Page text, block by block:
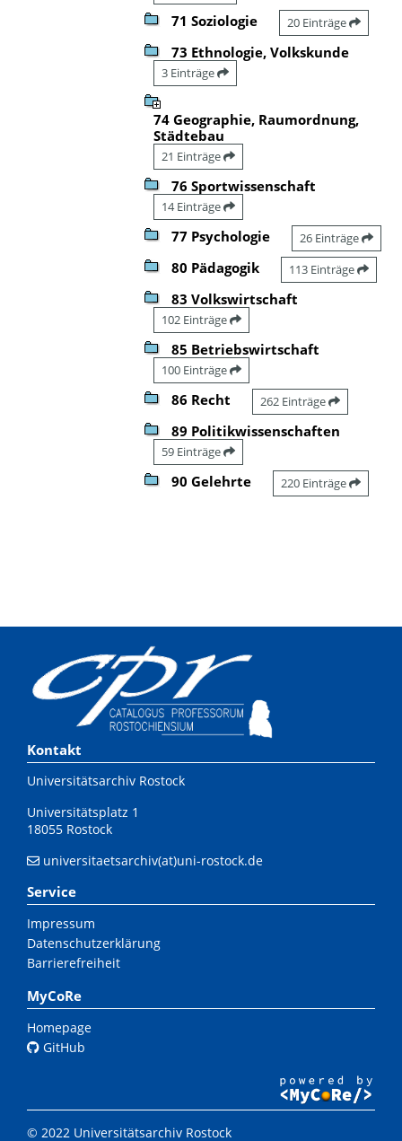
71 Soziologie 20 Einträge
73 Ethnologie, Volkskunde
3 Einträge
74 Geographie, Raumordnung,
Städtebau
21 Einträge
76 Sportwissenschaft
14 Einträge
77 Psychologie 26 Einträge
80 Pädagogik 113 Einträge
83 Volkswirtschaft
102 Einträge
85 Betriebswirtschaft
100 Einträge
86 Recht 262 Einträge
89 Politikwissenschaften
59 Einträge
90 Gelehrte 220 Einträge
Kontakt
Universitätsarchiv Rostock
Universitätsplatz 1
18055 Rostock
universitaetsarchiv(at)uni-rostock.de
Service
Impressum
Datenschutzerklärung
Barrierefreiheit
MyCoRe
Homepage
GitHub
© 2022 Universitätsarchiv Rostock